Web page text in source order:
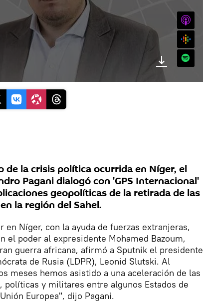
Google
Spotify
de la crisis política ocurrida en Níger, el
Pagani dialogó con 'GPS Internacional'
geopolíticas de la retirada de las
la región del Sahel.
Níger, con la ayuda de fuerzas extranjeras,
el poder al expresidente Mohamed Bazoum,
guerra africana, afirmó a Sputnik el presidente
de Rusia (LDPR), Leonid Slutski. Al
meses hemos asistido a una aceleración de las
políticas y militares entre algunos Estados de
Europea", dijo Pagani.